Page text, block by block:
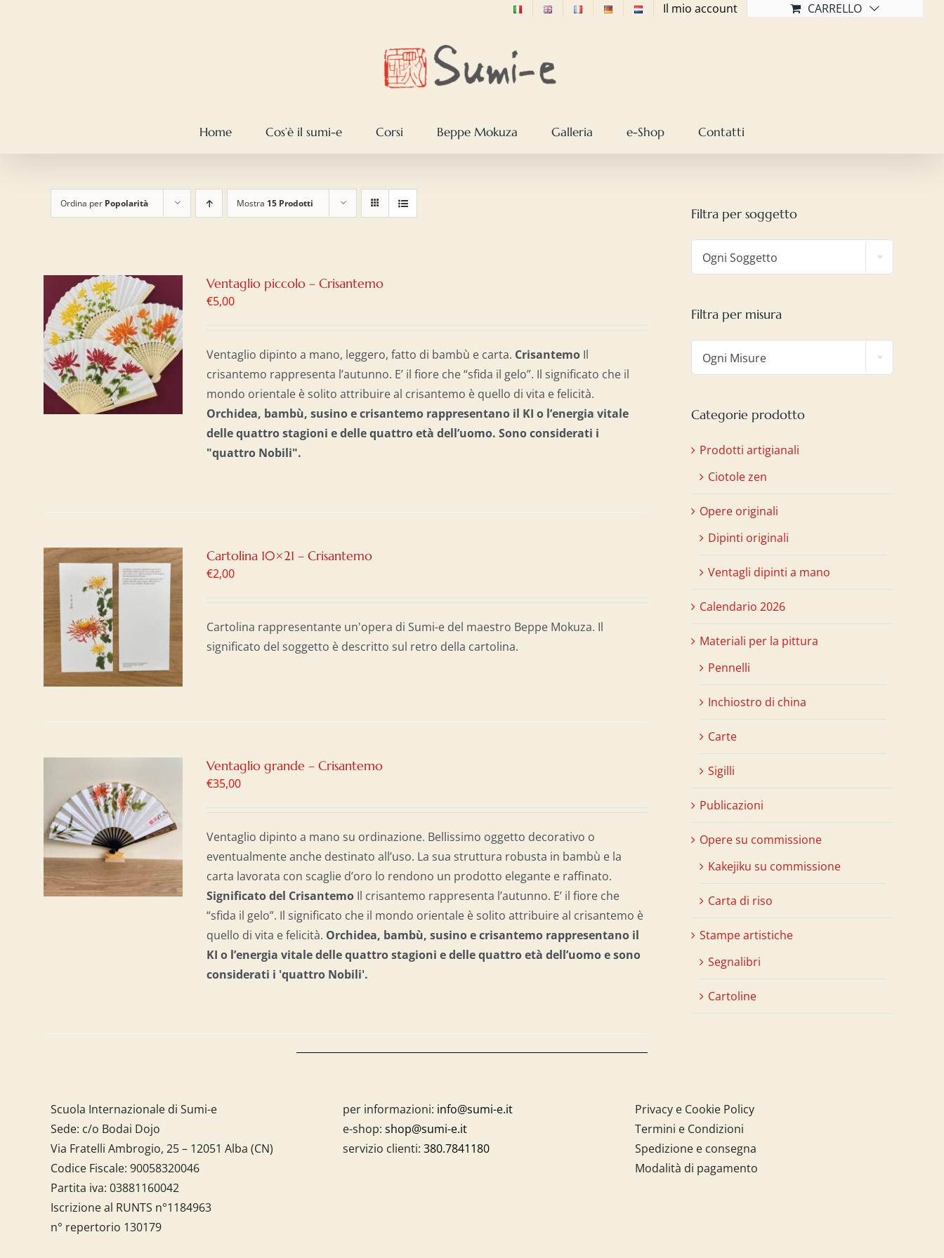
Il mio account CARRELLO
Home Cos’è il sumi-e Corsi Beppe Mokuza Galleria e-Shop Contatti
Ordina per Popolarità Mostra 15 Prodotti
Ventaglio piccolo – Crisantemo
€5,00
Ventaglio dipinto a mano, leggero, fatto di bambù e carta. Crisantemo Il
crisantemo rappresenta l’autunno. E’ il fiore che “sfida il gelo”. Il significato che il
mondo orientale è solito attribuire al crisantemo è quello di vita e felicità.
Orchidea, bambù, susino e crisantemo rappresentano il KI o l’energia vitale
delle quattro stagioni e delle quattro età dell’uomo. Sono considerati i
"quattro Nobili".
Cartolina 10×21 – Crisantemo
€2,00
Cartolina rappresentante un'opera di Sumi-e del maestro Beppe Mokuza. Il
significato del soggetto è descritto sul retro della cartolina.
Ventaglio grande – Crisantemo
€35,00
Ventaglio dipinto a mano su ordinazione. Bellissimo oggetto decorativo o
eventualmente anche destinato all’uso. La sua struttura robusta in bambù e la
carta lavorata con scaglie d’oro lo rendono un prodotto elegante e raffinato.
Significato del Crisantemo Il crisantemo rappresenta l’autunno. E’ il fiore che
“sfida il gelo”. Il significato che il mondo orientale è solito attribuire al crisantemo è
quello di vita e felicità. Orchidea, bambù, susino e crisantemo rappresentano il
KI o l’energia vitale delle quattro stagioni e delle quattro età dell’uomo esono
considerati i 'quattro Nobili'.
Filtra per soggetto
Ogni Soggetto
Filtra per misura
Ogni Misure
Categorie prodotto
Prodotti artigianali
Ciotole zen
Opere originali
Dipinti originali
Ventagli dipinti a mano
Calendario 2026
Materiali per la pittura
Pennelli
Inchiostro di china
Carte
Sigilli
Publicazioni
Opere su commissione
Kakejiku su commissione
Carta di riso
Stampe artistiche
Segnalibri
Cartoline
Scuola Internazionale di Sumi-e
Sede: c/o Bodai Dojo
Via Fratelli Ambrogio, 25 – 12051 Alba (CN)
Codice Fiscale: 90058320046
Partita iva: 03881160042
Iscrizione al RUNTS n°1184963
n° repertorio 130179
per informazioni: info@sumi-e.it
e-shop: shop@sumi-e.it
servizio clienti: 380.7841180
Privacy e Cookie Policy
Termini e Condizioni
Spedizione e consegna
Modalità di pagamento